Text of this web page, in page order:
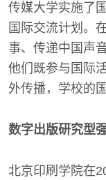
传媒大学实施了
国际交流计划。
事、传递中国声
他们既参与国际
外传播，学校的
数字出版研究型
北京印刷学院在